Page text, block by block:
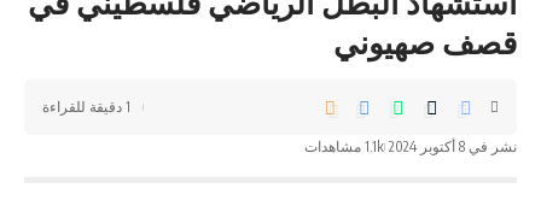
قصف صهيوني
نشر في 8 أكتوبر 2024 1.1k مشاهدات
1 دقيقة للقراءة